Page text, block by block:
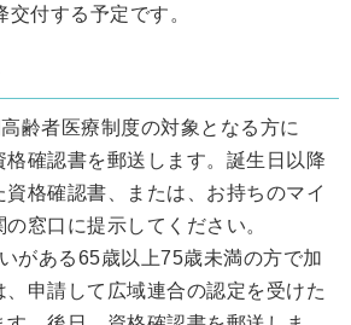
交付する予定です。
齢者医療制度の対象となる方に
格確認書を郵送します。誕生日以降
格確認書、または、お持ちのマイ
窓口に提示してください。
がある65歳以上75歳未満の方で加
、申請して広域連合の認定を受けた